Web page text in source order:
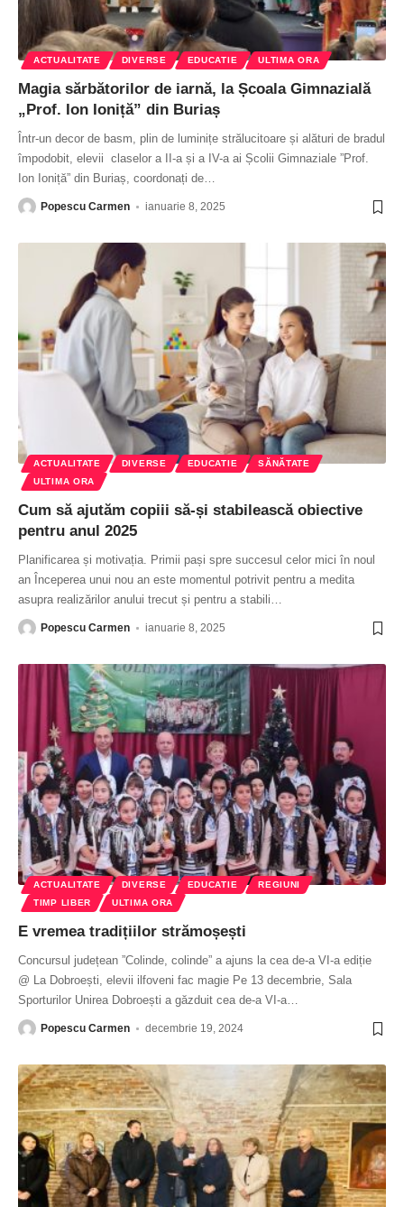
ACTUALITATE DIVERSE EDUCATIE ULTIMA ORA
Magia sărbătorilor de iarnă, la Școala Gimnazială
„Prof. Ion Ioniță” din Buriaș
Într-un decor de basm, plin de luminițe strălucitoare și alături de bradul
împodobit, elevii claselor a II-a și a IV-a ai Școlii Gimnaziale ”Prof.
Ion Ioniță” din Buriaș, coordonați de…
Popescu Carmen ianuarie 8, 2025
ACTUALITATE DIVERSE EDUCATIE
SĂNĂTATE
ULTIMA ORA
Cum să ajutăm copiii să-și stabilească obiective
pentru anul 2025
Planificarea și motivația. Primii pași spre succesul celor mici în noul
an Începerea unui nou an este momentul potrivit pentru a medita
asupra realizărilor anului trecut și pentru a stabili…
Popescu Carmen ianuarie 8, 2025
ACTUALITATE DIVERSE EDUCATIE
REGIUNI
TIMP LIBER
ULTIMA ORA
E vremea tradițiilor strămoșești
Concursul județean ”Colinde, colinde” a ajuns la cea de-a VI-a ediție
@ La Dobroești, elevii ilfoveni fac magie Pe 13 decembrie, Sala
Sporturilor Unirea Dobroești a găzduit cea de-a VI-a…
Popescu Carmen decembrie 19, 2024